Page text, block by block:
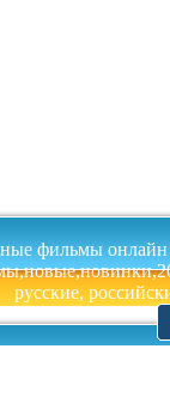
фильмы онлайн
русские,